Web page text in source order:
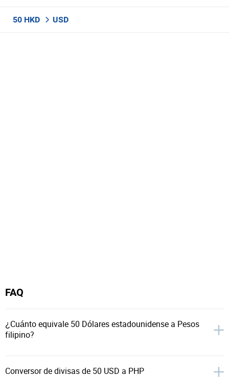
50 HKD USD
FAQ
¿Cuánto equivale 50 Dólares estadounidense a Pesos
filipino?
Conversor de divisas de 50 USD a PHP